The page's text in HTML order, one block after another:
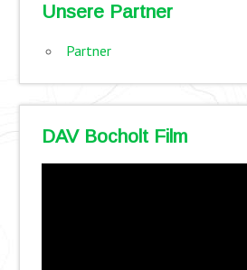
Unsere Partner
Partner
DAV Bocholt Film